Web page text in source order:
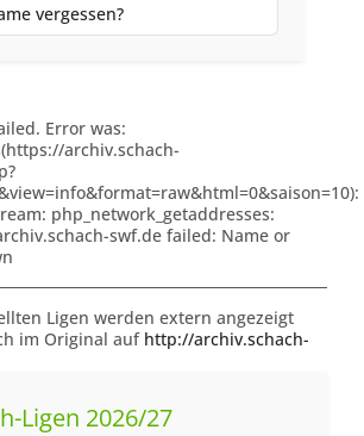
vergessen?
Error was:
archiv.schach-
php_network_getaddresses:
swf.de failed: Name or
Ligen werden extern angezeigt
im Original auf http://archiv.schach-
Ligen 2026/27